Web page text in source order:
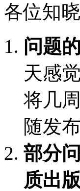
各位知晓
问题
天感
将几
随发布
部分
质出